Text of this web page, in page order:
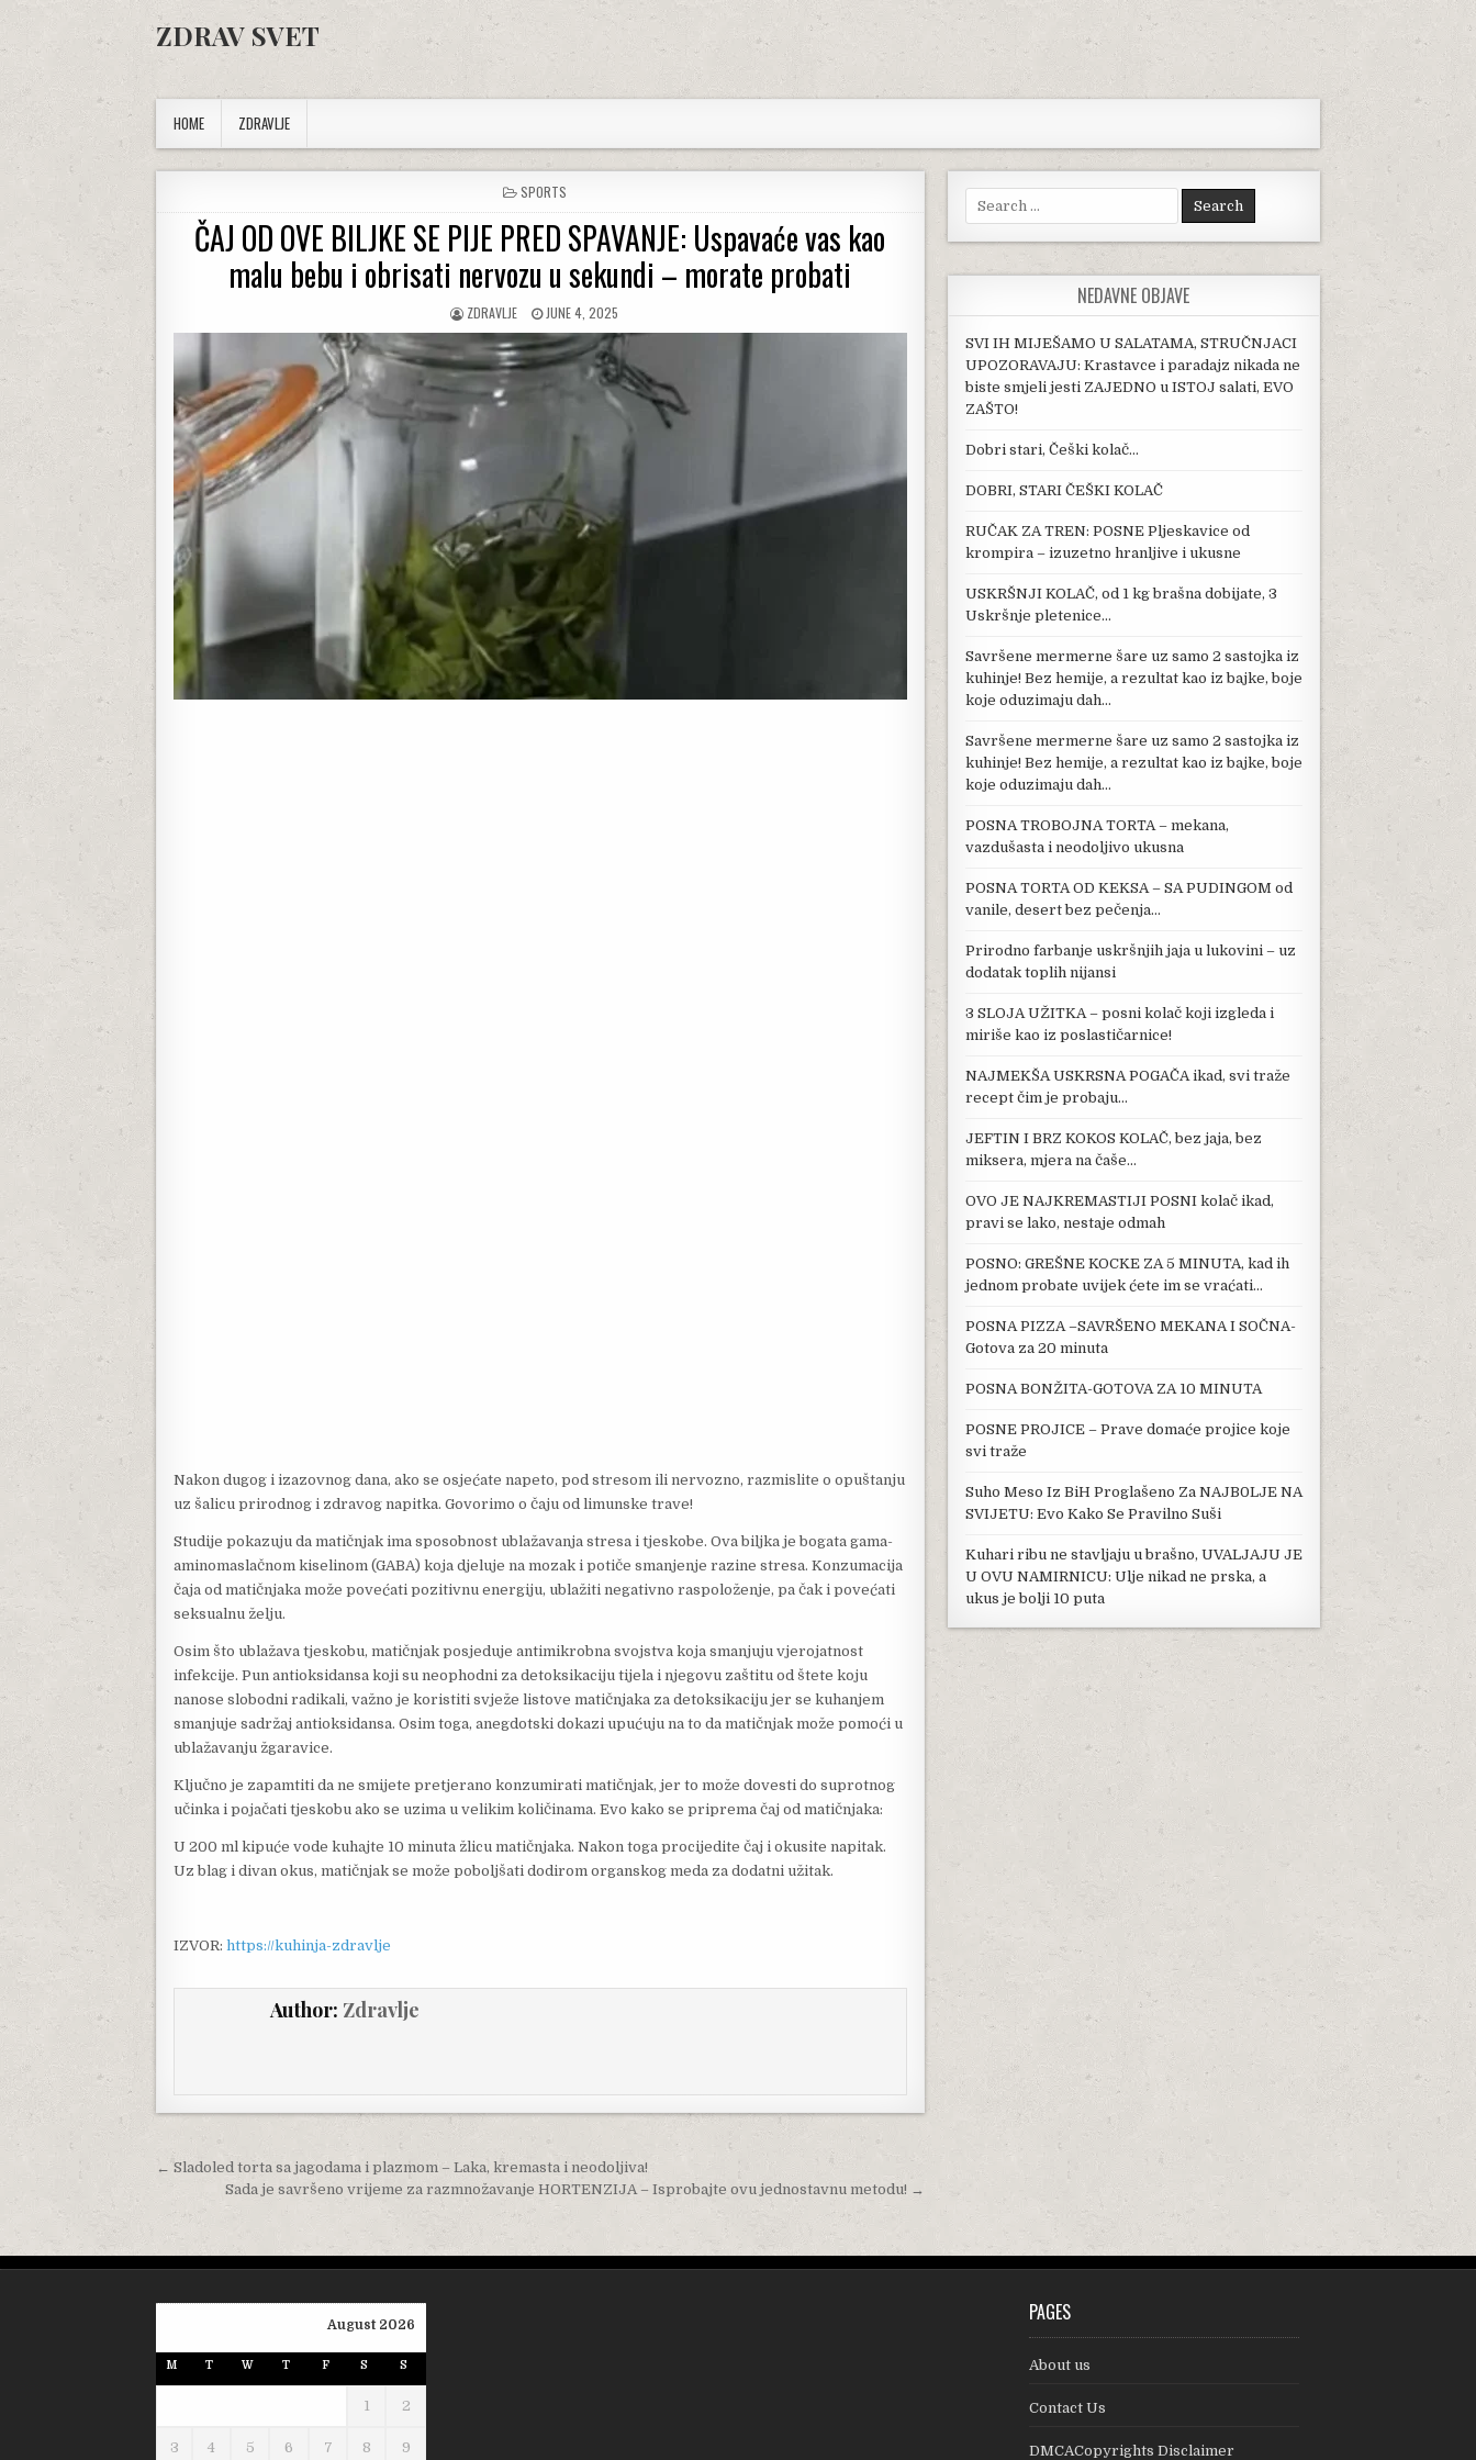
Skip to content
ZDRAV SVET
HOME ZDRAVLJE
POSTED IN
SPORTS
ČAJ OD OVE BILJKE SE PIJE PRED SPAVANJE: Uspavaće vas kao
malu bebu i obrisati nervozu u sekundi – morate probati
AUTHOR:
ZDRAVLJE PUBLISHED DATE:
JUNE 4, 2025
Nakon dugog i izazovnog dana, ako se osjećate napeto, pod stresom ili nervozno, razmislite o opuštanju
uz šalicu prirodnog i zdravog napitka. Govorimo o čaju od limunske trave!
Studije pokazuju da matičnjak ima sposobnost ublažavanja stresa i tjeskobe. Ova biljka je bogata gama-
aminomaslačnom kiselinom (GABA) koja djeluje na mozak i potiče smanjenje razine stresa. Konzumacija
čaja od matičnjaka može povećati pozitivnu energiju, ublažiti negativno raspoloženje, pa čak i povećati
seksualnu želju.
Osim što ublažava tjeskobu, matičnjak posjeduje antimikrobna svojstva koja smanjuju vjerojatnost
infekcije. Pun antioksidansa koji su neophodni za detoksikaciju tijela i njegovu zaštitu od štete koju
nanose slobodni radikali, važno je koristiti svježe listove matičnjaka za detoksikaciju jer se kuhanjem
smanjuje sadržaj antioksidansa. Osim toga, anegdotski dokazi upućuju na to da matičnjak može pomoći u
ublažavanju žgaravice.
Ključno je zapamtiti da ne smijete pretjerano konzumirati matičnjak, jer to može dovesti do suprotnog
učinka i pojačati tjeskobu ako se uzima u velikim količinama. Evo kako se priprema čaj od matičnjaka:
U 200 ml kipuće vode kuhajte 10 minuta žlicu matičnjaka. Nakon toga procijedite čaj i okusite napitak.
Uz blag i divan okus, matičnjak se može poboljšati dodirom organskog meda za dodatni užitak.
IZVOR: https://kuhinja-zdravlje
Author: Zdravlje
Post navigation
← Sladoled torta sa jagodama i plazmom – Laka, kremasta i neodoljiva!
Sada je savršeno vrijeme za razmnožavanje HORTENZIJA – Isprobajte ovu jednostavnu metodu! →
Search for:
NEDAVNE OBJAVE
SVI IH MIJEŠAMO U SALATAMA, STRUČNJACI
UPOZORAVAJU: Krastavce i paradajz nikada ne
biste smjeli jesti ZAJEDNO u ISTOJ salati, EVO
ZAŠTO!
Dobri stari, Češki kolač…
DOBRI, STARI ČEŠKI KOLAČ
RUČAK ZA TREN: POSNE Pljeskavice od
krompira – izuzetno hranljive i ukusne
USKRŠNJI KOLAČ, od 1 kg brašna dobijate, 3
Uskršnje pletenice…
Savršene mermerne šare uz samo 2 sastojka iz
kuhinje! Bez hemije, a rezultat kao iz bajke, boje
koje oduzimaju dah…
Savršene mermerne šare uz samo 2 sastojka iz
kuhinje! Bez hemije, a rezultat kao iz bajke, boje
koje oduzimaju dah…
POSNA TROBOJNA TORTA – mekana,
vazdušasta i neodoljivo ukusna
POSNA TORTA OD KEKSA – SA PUDINGOM od
vanile, desert bez pečenja…
Prirodno farbanje uskršnjih jaja u lukovini – uz
dodatak toplih nijansi
3 SLOJA UŽITKA – posni kolač koji izgleda i
miriše kao iz poslastičarnice!
NAJMEKŠA USKRSNA POGAČA ikad, svi traže
recept čim je probaju…
JEFTIN I BRZ KOKOS KOLAČ, bez jaja, bez
miksera, mjera na čaše…
OVO JE NAJKREMASTIJI POSNI kolač ikad,
pravi se lako, nestaje odmah
POSNO: GREŠNE KOCKE ZA 5 MINUTA, kad ih
jednom probate uvijek ćete im se vraćati…
POSNA PIZZA –SAVRŠENO MEKANA I SOČNA-
Gotova za 20 minuta
POSNA BONŽITA-GOTOVA ZA 10 MINUTA
POSNE PROJICE – Prave domaće projice koje
svi traže
Suho Meso Iz BiH Proglašeno Za NAJB0LJE NA
SVIJETU: Evo Kako Se Pravilno Suši
Kuhari ribu ne stavljaju u brašno, UVALJAJU JE
U OVU NAMIRNICU: Ulje nikad ne prska, a
ukus je bolji 10 puta
August 2026
M T W T F S S
1 2
3 4 5 6 7 8 9
PAGES
About us
Contact Us
DMCACopyrights Disclaimer